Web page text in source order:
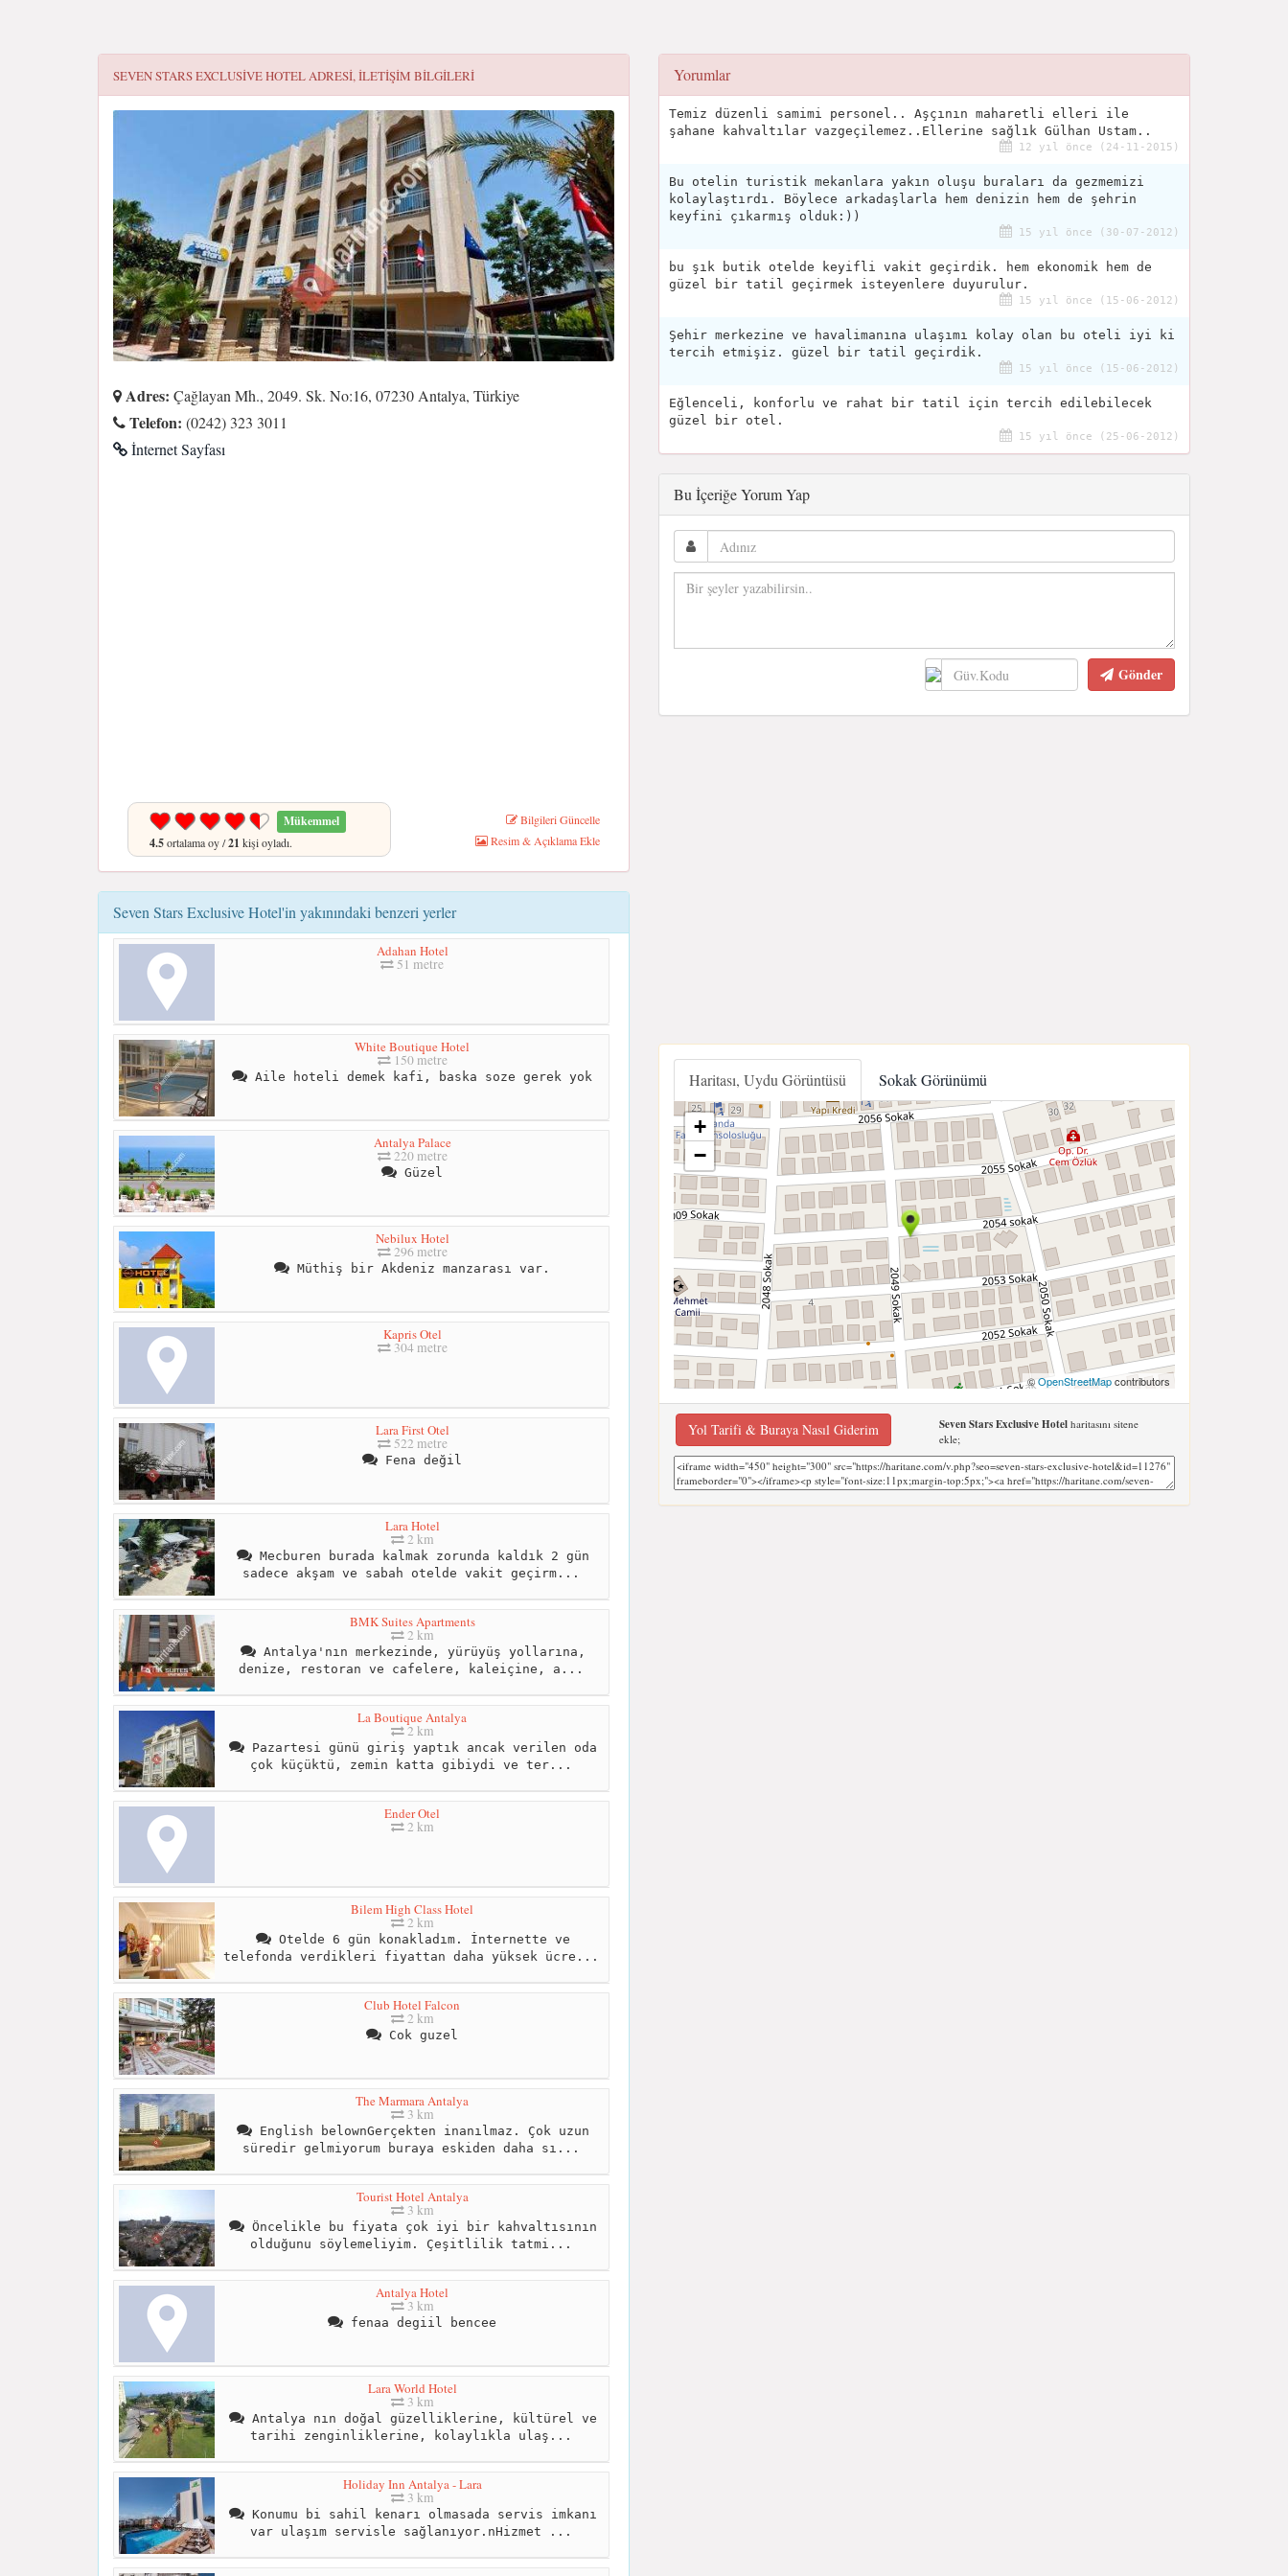
SEVEN STARS EXCLUSIVE HOTELADRESI, ILETIŞIM BILGILERI
Adres: Çağlayan Mh., 2049. Sk. No:16, 07230 Antalya, Türkiye
Telefon: (0242) 323 3011
İnternet Sayfası
Mükemmel
4.5ortalama oy /21 kişi oyladı.
Bilgileri Güncelle
Resim & Açıklama Ekle
Seven Stars Exclusive Hotel'in yakınındaki benzeri yerler
Adahan Hotel
51 metre
White Boutique Hotel
150 metre
Aile hoteli demek kafi, baska soze gerek yok
Antalya Palace
220 metre
Güzel
Nebilux Hotel
296 metre
Müthiş bir Akdeniz manzarası var.
Kapris Otel
304 metre
Lara First Otel
522 metre
Fena değil
Lara Hotel
2 km
Mecburen burada kalmak zorunda kaldık 2 gün
sadece akşam ve sabah otelde vakit geçirm...
BMK Suites Apartments
2 km
Antalya'nın merkezinde, yürüyüş yollarına,
denize, restoran ve cafelere, kaleiçine, a...
La Boutique Antalya
2 km
Pazartesi günü giriş yaptık ancak verilen oda
çok küçüktü, zemin katta gibiydi ve ter...
Ender Otel
2 km
Bilem High Class Hotel
2 km
Otelde 6 gün konakladım. İnternette ve
telefonda verdikleri fiyattan daha yüksek ücre...
Club Hotel Falcon
2 km
Cok guzel
The Marmara Antalya
3 km
English belownGerçekten inanılmaz. Çok uzun
süredir gelmiyorum buraya eskiden daha sı...
Tourist Hotel Antalya
3 km
Öncelikle bu fiyata çok iyi bir kahvaltısının
olduğunu söylemeliyim. Çeşitlilik tatmi...
Antalya Hotel
3 km
fenaa degiil bencee
Lara World Hotel
3 km
Antalya nın doğal güzelliklerine, kültürel ve
tarihi zenginliklerine, kolaylıkla ulaş...
Holiday Inn Antalya - Lara
3 km
Konumu bi sahil kenarı olmasada servis imkanı
var ulaşım servisle sağlanıyor.nHizmet ...
Yorumlar
Temiz düzenli samimi personel.. Aşçının maharetli elleri ile
şahane kahvaltılar vazgeçilemez..Ellerine sağlık Gülhan Ustam..
12 yıl önce (24-11-2015)
Bu otelin turistik mekanlara yakın oluşu buraları da gezmemizi
kolaylaştırdı. Böylece arkadaşlarla hem denizin hem de şehrin
keyfini çıkarmış olduk:))
15 yıl önce (30-07-2012)
bu şık butik otelde keyifli vakit geçirdik. hem ekonomik hem de
güzel bir tatil geçirmek isteyenlere duyurulur.
15 yıl önce (15-06-2012)
Şehir merkezine ve havalimanına ulaşımı kolay olan bu oteli iyi ki
tercih etmişiz. güzel bir tatil geçirdik.
15 yıl önce (15-06-2012)
Eğlenceli, konforlu ve rahat bir tatil için tercih edilebilecek
güzel bir otel.
15 yıl önce (25-06-2012)
Bu İçeriğe Yorum Yap
Gönder
Haritası, Uydu Görüntüsü Sokak Görünümü
+
−
©OpenStreetMapcontributors
Yol Tarifi & Buraya Nasıl Giderim Seven Stars Exclusive Hotelharitasını sitene
ekle;